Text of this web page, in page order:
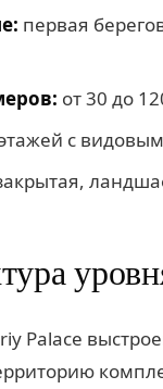
первая
от 30 до
с
Palace